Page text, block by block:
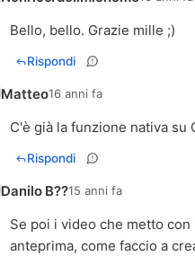
Bello, bello. Grazie mille ;)
Rispondi
Matteo16 anni fa
C'è già la funzione nativa
Rispondi
Danilo B??15 anni fa
Se poi i video che metto
anteprima, come faccio a